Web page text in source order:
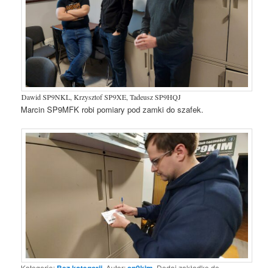
Dawid SP9NKL, Krzysztof SP9XE, Tadeusz SP9HQJ
Marcin SP9MFK robi pomiary pod zamki do szafek.